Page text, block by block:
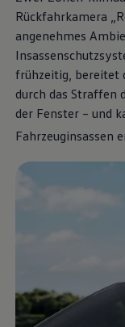
Über Ihr
Magazin
Rückfahrkamera
angenehmes
frühzeitig, bereitet
durch das Straffen
der Fenster – und
Fahrzeuginsassen